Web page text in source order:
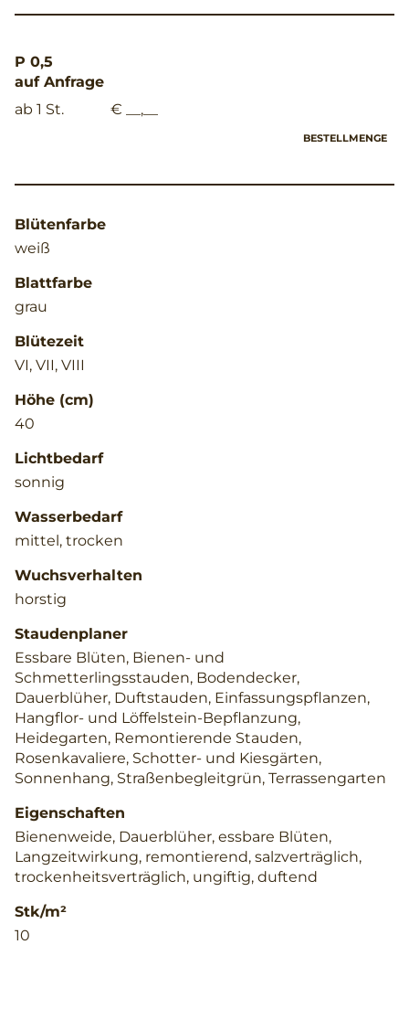
P 0,5
auf Anfrage
ab 1 St.
€ __,__
BESTELLMENGE
Blütenfarbe
weiß
Blattfarbe
grau
Blütezeit
VI, VII, VIII
Höhe (cm)
40
Lichtbedarf
sonnig
Wasserbedarf
mittel, trocken
Wuchsverhalten
horstig
Staudenplaner
Essbare Blüten, Bienen- und
Schmetterlingsstauden, Bodendecker,
Dauerblüher, Duftstauden, Einfassungspflanzen,
Hangflor- und Löffelstein-Bepflanzung,
Heidegarten, Remontierende Stauden,
Rosenkavaliere, Schotter- und Kiesgärten,
Sonnenhang, Straßenbegleitgrün, Terrassengarten
Eigenschaften
Bienenweide, Dauerblüher, essbare Blüten,
Langzeitwirkung, remontierend, salzverträglich,
trockenheitsverträglich, ungiftig, duftend
Stk/m²
10